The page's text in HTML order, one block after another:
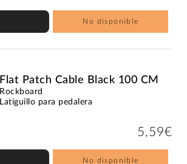
No disponible
Flat Patch Cable Black 100 CM
Rockboard
Latiguillo para pedalera
5,59€
No disponible